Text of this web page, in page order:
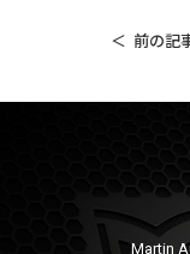
前の記
Martin